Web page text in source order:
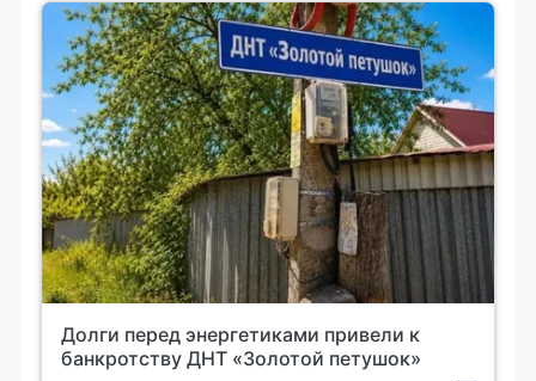
Долги перед энергетиками привели к
банкротству ДНТ «Золотой петушок»